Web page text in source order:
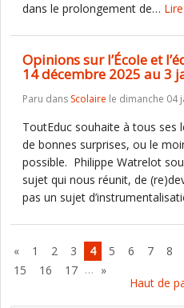
dans le prolongement de…
Opinions sur l’École et
14 décembre 2025 au 3
Paru dans Scolaire le dimanche 04
ToutEduc souhaite à tous ses
de bonnes surprises, ou le
possible. Philippe Watrelot
sujet qui nous réunit, de
pas un sujet
« 1 2 3 4 5 6 7 8
15
16 17 … »
Haut de